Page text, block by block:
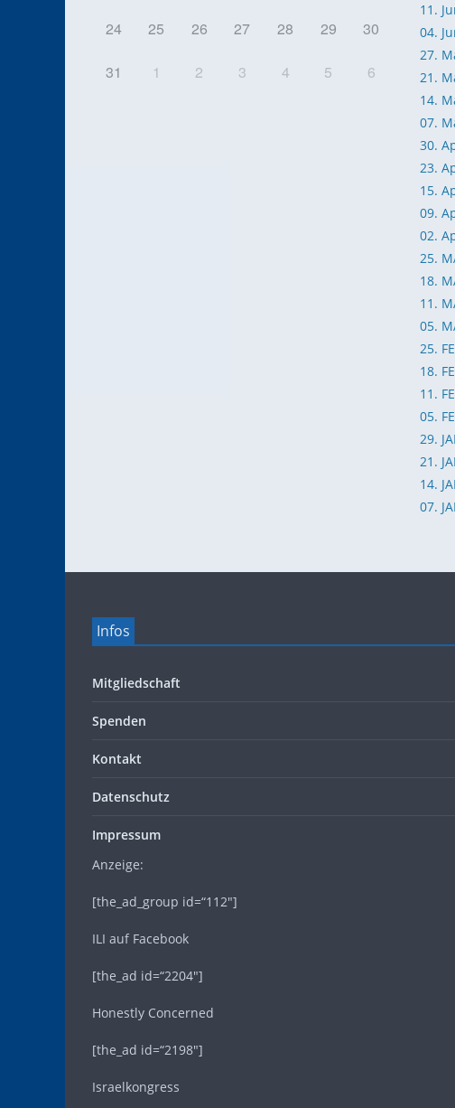
11.
04.
27.
21.
14.
07.
30.
23.
15.
09.
02.
25.
18.
11.
05.
25.
18.
11.
05.
29.
21.
14.
07.
24 25 26 27 28 29 30
31 1 2 3 4 5 6
Infos
Mitgliedschaft
Spenden
Kontakt
Datenschutz
Impressum
Anzeige:
[the_ad_group id=“112″]
ILI auf Facebook
[the_ad id=“2204″]
Honestly Concerned
[the_ad id=“2198″]
Israelkongress